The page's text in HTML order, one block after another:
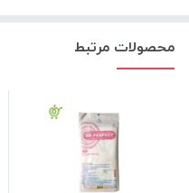
محصولات مرتبط